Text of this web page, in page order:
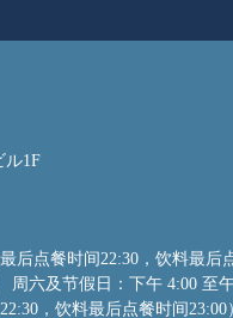
ル1F
后点餐时间22:30，饮料最
周六及节假日：下午 4:00 至
，饮料最后点餐时间23:00